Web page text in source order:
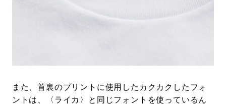
また、首裏のプリントに使用したカクカクしたフォ
ントは、〈ライカ〉と同じフォントを使っているん